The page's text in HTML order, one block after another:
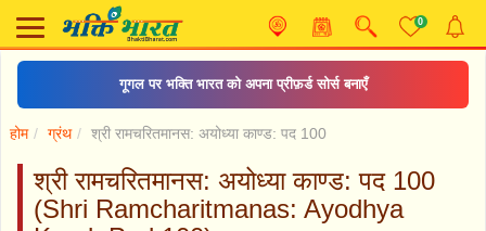
0
गूगल पर भक्ति भारत को अपना प्रीफ़र्ड सोर्स बनाएँ
होम ग्रंथ श्री रामचरितमानस: अयोध्या काण्ड: पद 100
श्री रामचरितमानस: अयोध्या काण्ड: पद 100
(Shri Ramcharitmanas: Ayodhya